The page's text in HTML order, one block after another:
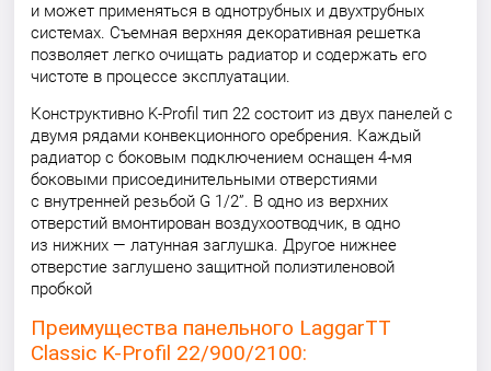
и может применяться в однотрубных и двухтрубных
системах. Съемная верхняя декоративная решетка
позволяет легко очищать радиатор и содержать его
чистоте в процессе эксплуатации.
Конструктивно K-Profil тип 22 состоит из двух панелей с
двумя рядами конвекционного оребрения. Каждый
радиатор с боковым подключением оснащен 4-мя
боковыми присоединительными отверстиями
с внутренней резьбой G 1/2”. В одно из верхних
отверстий вмонтирован воздухоотводчик, в одно
из нижних — латунная заглушка. Другое нижнее
отверстие заглушено защитной полиэтиленовой
пробкой
Преимущества панельного LaggarTT
Classic K-Profil 22/900/2100: